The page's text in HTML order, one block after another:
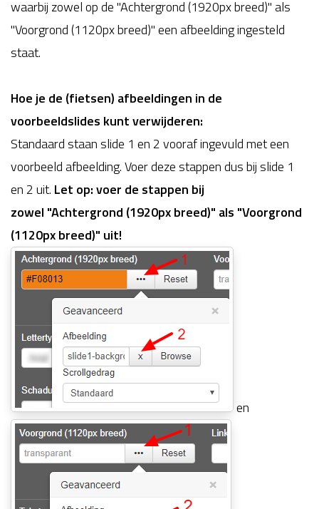
waarbij zowel op de "Achtergrond (1920px breed)" als
"Voorgrond (1120px breed)" een afbeelding ingesteld
staat.
Hoe je de (fietsen) afbeeldingen in de
voorbeeldslides kunt verwijderen:
Standaard staan slide 1 en 2 vooraf ingevuld met een
voorbeeld afbeelding. Voer deze stappen dus bij slide 1
en 2 uit. Let op: voer de stappen bij
zowel "Achtergrond (1920px breed)" als "Voorgrond
(1120px breed)" uit!
en